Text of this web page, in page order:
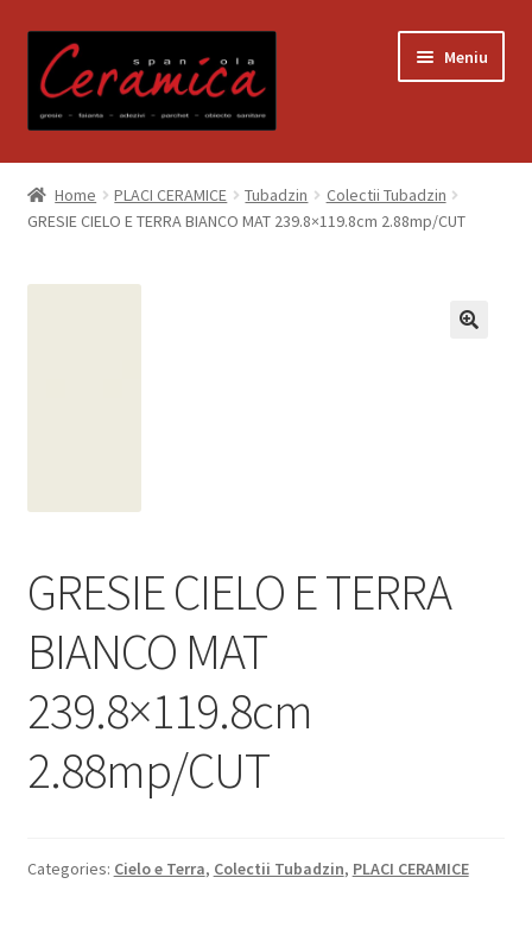
la
navigare
la
conținut
Meniu
Prima pagină
Blog
Contact
Plata si Livrare
Politică de confidențialitate
Politica de cookie
Termeni si conditii
Home PLACI CERAMICE Tubadzin
Colectii Tubadzin
GRESIE CIELO E TERRA BIANCO MAT 239.8×119.8cm 2.88mp/CUT
GRESIE CIELO E TERRA
BIANCO MAT
239.8×119.8cm
2.88mp/CUT
Categories: Cielo e Terra, Colectii Tubadzin, PLACI CERAMICE